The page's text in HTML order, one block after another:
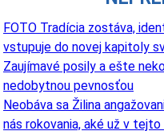
FOTO Tradícia zostáva,
vstupuje do novej kapitoly
Zaujímavé posily a ešte
nedobytnou pevnosťou
Neobáva sa Žilina
nás rokovania, aké už v